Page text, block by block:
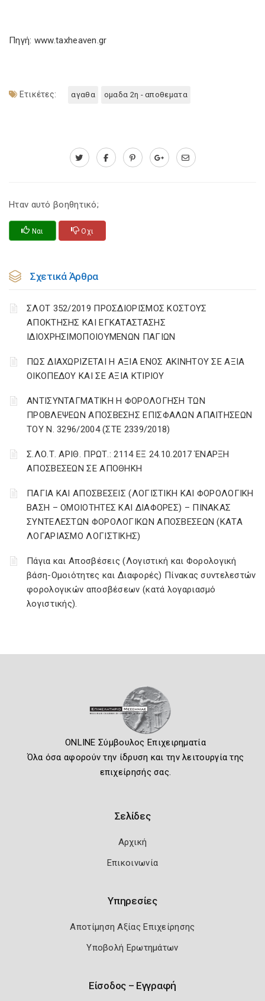
Πηγή: www.taxheaven.gr
Ετικέτες: αγαθα ομαδα 2η - αποθεματα
Ηταν αυτό βοηθητικό;
Ναι Οχι
Σχετικά Άρθρα
ΣΛΟΤ 352/2019 ΠΡΟΣΔΙΟΡΙΣΜΟΣ ΚΟΣΤΟΥΣ
ΑΠΟΚΤΗΣΗΣ ΚΑΙ ΕΓΚΑΤΑΣΤΑΣΗΣ
ΙΔΙΟΧΡΗΣΙΜΟΠΟΙΟΥΜΕΝΩΝ ΠΑΓΙΩΝ
ΠΩΣ ΔΙΑΧΩΡΙΖΕΤΑΙ Η ΑΞΙΑ ΕΝΟΣ ΑΚΙΝΗΤΟΥ ΣΕ ΑΞΙΑ
ΟΙΚΟΠΕΔΟΥ ΚΑΙ ΣΕ ΑΞΙΑ ΚΤΙΡΙΟΥ
ΑΝΤΙΣΥΝΤΑΓΜΑΤΙΚΗ Η ΦΟΡΟΛΟΓΗΣΗ ΤΩΝ
ΠΡΟΒΛΕΨΕΩΝ ΑΠΟΣΒΕΣΗΣ ΕΠΙΣΦΑΛΩΝ ΑΠΑΙΤΗΣΕΩΝ
ΤΟΥ Ν. 3296/2004 (ΣΤΕ 2339/2018)
Σ.ΛΟ.Τ. ΑΡΙΘ. ΠΡΩΤ.: 2114 ΕΞ 24.10.2017 ΈΝΑΡΞΗ
ΑΠΟΣΒΕΣΕΩΝ ΣΕ ΑΠΟΘΗΚΗ
ΠΑΓΙΑ ΚΑΙ ΑΠΟΣΒΕΣΕΙΣ (ΛΟΓΙΣΤΙΚΗ ΚΑΙ ΦΟΡΟΛΟΓΙΚΗ
ΒΑΣΗ – ΟΜΟΙΟΤΗΤΕΣ ΚΑΙ ΔΙΑΦΟΡΕΣ) – ΠΙΝΑΚΑΣ
ΣΥΝΤΕΛΕΣΤΩΝ ΦΟΡΟΛΟΓΙΚΩΝ ΑΠΟΣΒΕΣΕΩΝ (ΚΑΤΑ
ΛΟΓΑΡΙΑΣΜΟ ΛΟΓΙΣΤΙΚΗΣ)
Πάγια και Αποσβέσεις (Λογιστική και Φορολογική
βάση-Ομοιότητες και Διαφορές) Πίνακας συντελεστών
φορολογικών αποσβέσεων (κατά λογαριασμό
λογιστικής).
ONLINE Σύμβουλος Επιχειρηματία
Όλα όσα αφορούν την ίδρυση και την λειτουργία της
επιχείρησής σας.
Σελίδες
Αρχική
Επικοινωνία
Υπηρεσίες
Αποτίμηση Αξίας Επιχείρησης
Υποβολή Ερωτημάτων
Είσοδος – Εγγραφή